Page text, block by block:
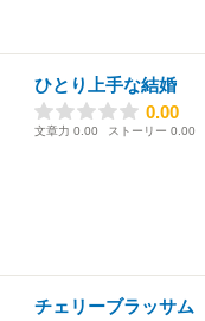
ひとり上手な結婚
0.00
0.00
文章力 0.00 ストーリー 0.00
チェリーブラッサム